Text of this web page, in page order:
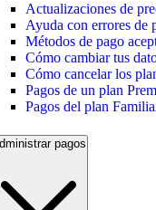
Actualizaciones de
Ayuda con errores de
Métodos de pago
Cómo cambiar tus
Cómo cancelar los
Pagos de un plan
Pagos del plan
pagos